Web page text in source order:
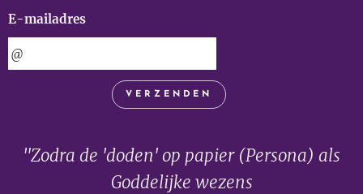
E-mailadres
VERZENDEN
"Zodra de 'doden' op papier (Persona) als
Goddelijke wezens